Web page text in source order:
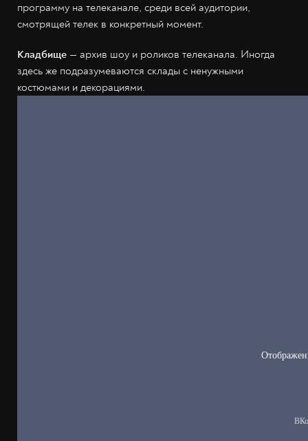
программу на телеканале, среди всей аудитории,
смотрящей телек в конкретный момент.
Кладбище — архив шоу и роликов телеканала. Иногда
здесь же подразумеваются склады с ненужными
костюмами и декорациями.